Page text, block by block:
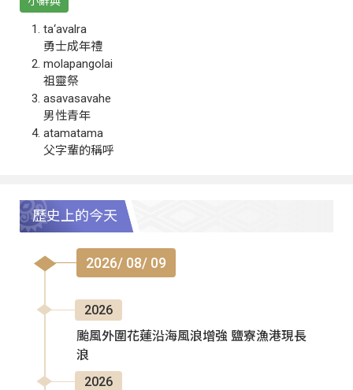
ta‘avalra
勇士成年禮
molapangolai
祖靈祭
asavasavahe
男性青年
atamatama
父字輩的稱呼
歷史上的今天
2026/ 08/ 09
2026
颱風外圍花蓮沿海風浪增強 鹽寮漁港現長
浪
2026